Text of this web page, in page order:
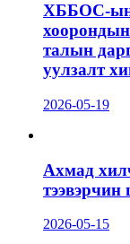
ХББОС-ын
талын
уулзалт
2026-05-19
Ахмад
тээвэрчин
2026-05-15